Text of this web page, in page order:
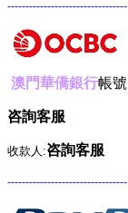
---------------------------------
澳門華僑銀行帳號
咨詢客服
收款人:咨詢客服
---------------------------------